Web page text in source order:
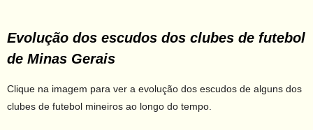
Evolução dos escudos dos clubes de futebol
de Minas Gerais
Clique na imagem para ver a evolução dos escudos de alguns dos
clubes de futebol mineiros ao longo do tempo.